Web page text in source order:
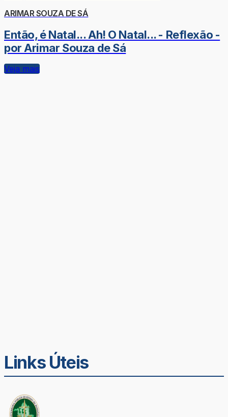
ARIMAR SOUZA DE SÁ
Então, é Natal... Ah! O Natal... - Reflexão -
por Arimar Souza de Sá
Veja mais
Links Úteis